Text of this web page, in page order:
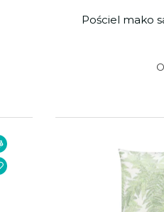
Pościel mako